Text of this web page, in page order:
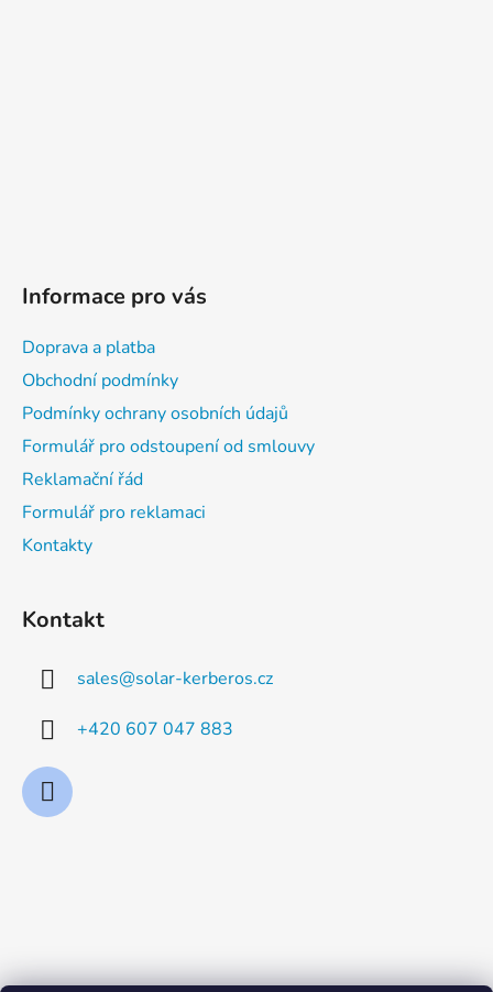
Informace pro vás
Doprava a platba
Obchodní podmínky
Podmínky ochrany osobních údajů
Formulář pro odstoupení od smlouvy
Reklamační řád
Formulář pro reklamaci
Kontakty
Kontakt
sales@solar-kerberos.cz
+420 607 047 883